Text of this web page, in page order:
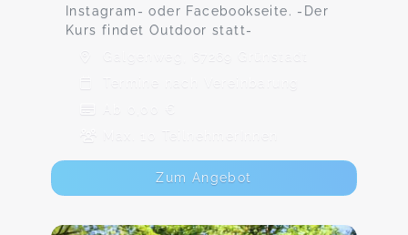
Instagram- oder Facebookseite. -Der
Kurs findet Outdoor statt-
Galgenweg, 67269 Grünstadt
Termine nach Vereinbarung
Ab 0,00 €
Max. 10 TeilnehmerInnen
Zum Angebot